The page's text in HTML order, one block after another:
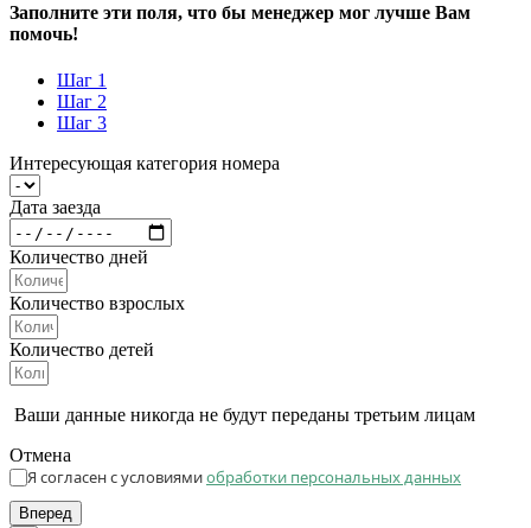
Заполните эти поля, что бы менеджер мог лучше Вам
помочь!
Шаг 1
Шаг 2
Шаг 3
Интересующая категория номера
Дата заезда
Количество дней
Количество взрослых
Количество детей
Ваши данные никогда не будут переданы третьим лицам
Отмена
Я согласен с условиямиобработки персональных данных
Вперед